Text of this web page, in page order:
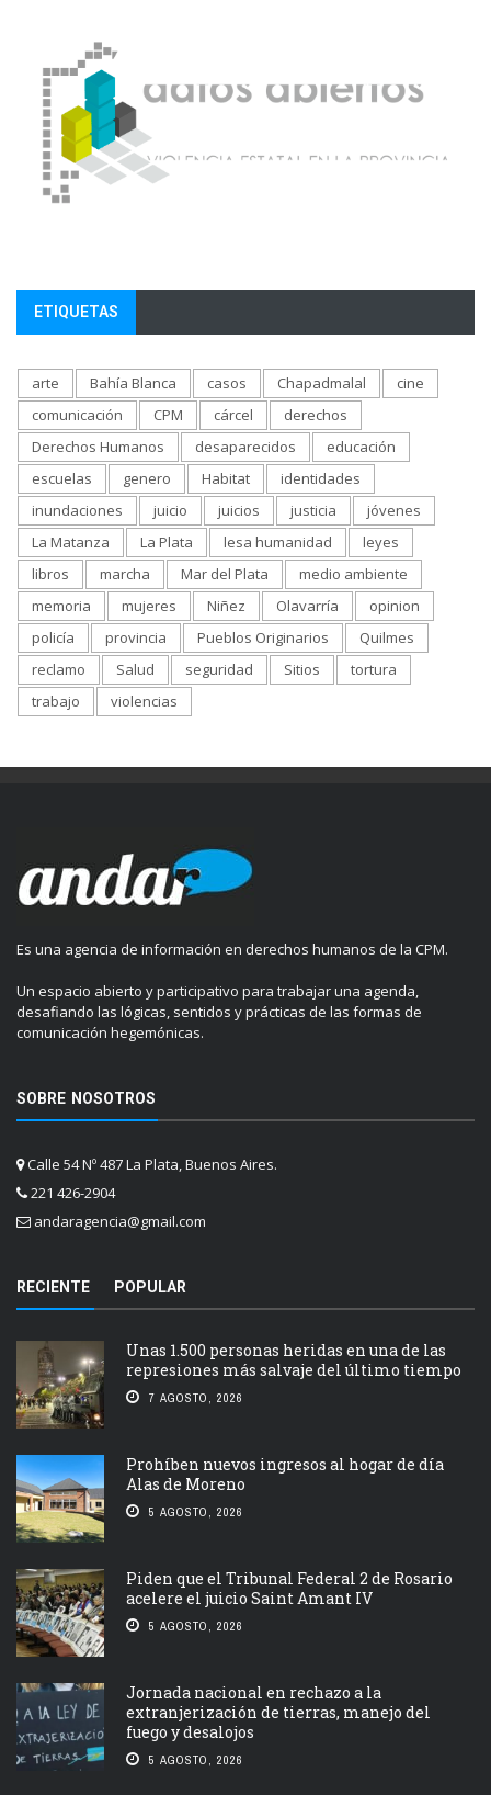
ETIQUETAS
arte Bahía Blanca casos Chapadmalal
cine
comunicación
CPM cárcel
derechos
Derechos Humanos
desaparecidos
educación
escuelas
genero Habitat
identidades
inundaciones
juicio juicios justicia
jóvenes
La Matanza
La Plata lesa humanidad
leyes
libros
marcha Mar del Plata
medio ambiente
memoria
mujeres Niñez Olavarría
opinion
policía
provincia Pueblos Originarios
Quilmes
reclamo
Salud seguridad Sitios
tortura
trabajo
violencias
Es una agencia de información en derechos humanos de la CPM.
Un espacio abierto y participativo para trabajar una agenda,
desafiando las lógicas, sentidos y prácticas de las formas de
comunicación hegemónicas.
SOBRE NOSOTROS
Calle 54 Nº 487 La Plata, Buenos Aires.
221 426-2904
andaragencia@gmail.com
RECIENTE POPULAR
Unas 1.500 personas heridas en una de las
represiones más salvaje del último tiempo
7 AGOSTO, 2026
Prohíben nuevos ingresos al hogar de día
Alas de Moreno
5 AGOSTO, 2026
Piden que el Tribunal Federal 2 de Rosario
acelere el juicio Saint Amant IV
5 AGOSTO, 2026
Jornada nacional en rechazo a la
extranjerización de tierras, manejo del
fuego y desalojos
5 AGOSTO, 2026